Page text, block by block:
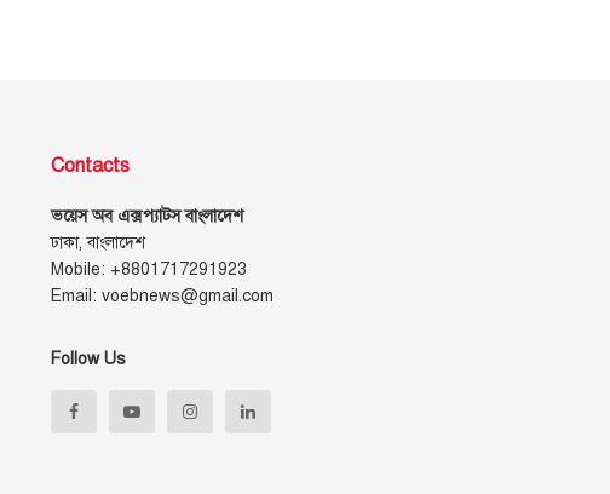
Contacts
ভয়েস অব এক্সপ্যাটস বাংলাদেশ
ঢাকা, বাংলাদেশ
Mobile: +8801717291923
Email: voebnews@gmail.com
Follow Us